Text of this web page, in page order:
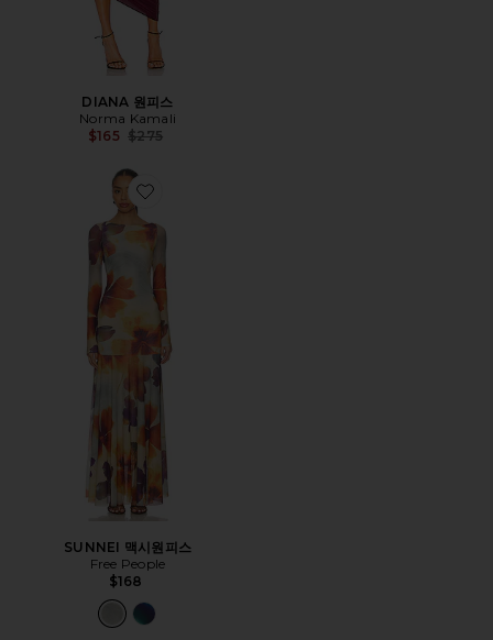
DIANA 원피스
Norma Kamali
$165 Previous price:
$275
Favorite SUNNEI 맥시원피스
SUNNEI 맥시원피스
Free People
$168